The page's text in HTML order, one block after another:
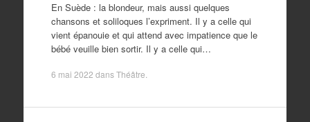
En Suède : la blondeur, mais aussi quelques
chansons et soliloques l’expriment. Il y a celle qui
vient épanouie et qui attend avec impatience que le
bébé veuille bien sortir. Il y a celle qui…
6 mai 2022 dansThéâtre